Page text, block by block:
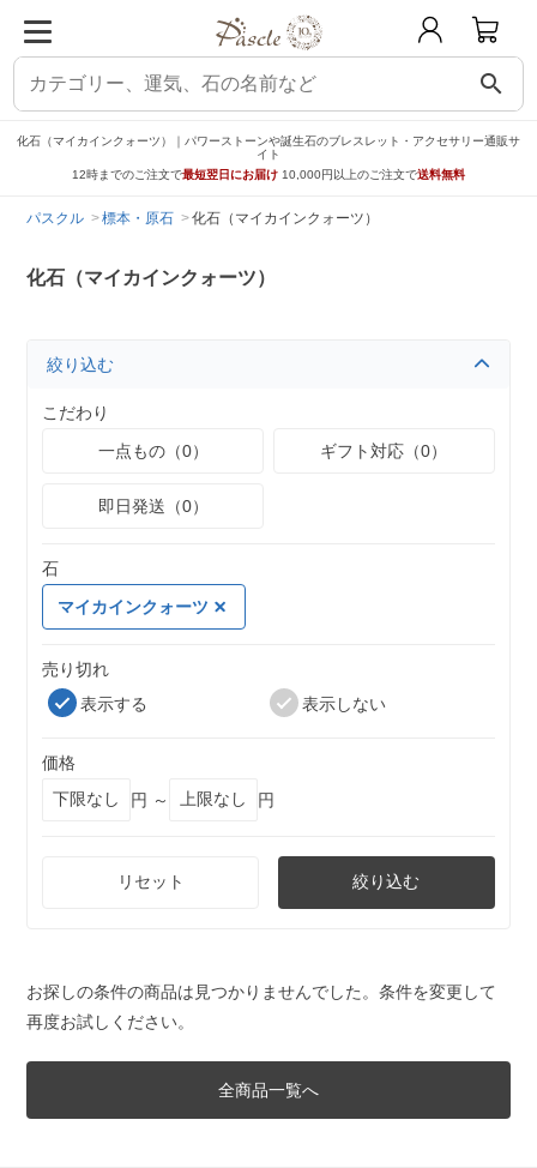
search
化石（マイカインクォーツ）｜パワーストーンや誕生石のブレスレット・アクセサリー通販サ
イト
12時までのご注文で最短翌日にお届け 10,000円以上のご注文で送料無料
パスクル 標本・原石 化石（マイカインクォーツ）
化石（マイカインクォーツ）
絞り込む
こだわり
一点もの（0）
ギフト対応（0）
即日発送（0）
石
マイカインクォーツ
売り切れ
表示する
表示しない
価格
円 ～
円
リセット 絞り込む
お探しの条件の商品は見つかりませんでした。条件を変更して
再度お試しください。
全商品一覧へ